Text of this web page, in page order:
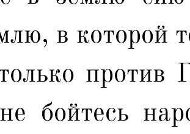
в которой
против
бойтесь